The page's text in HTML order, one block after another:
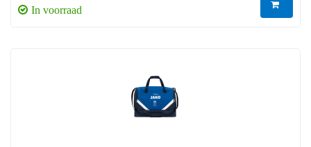
In voorraad